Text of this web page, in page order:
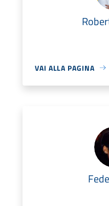
VAI ALLA PAGINA